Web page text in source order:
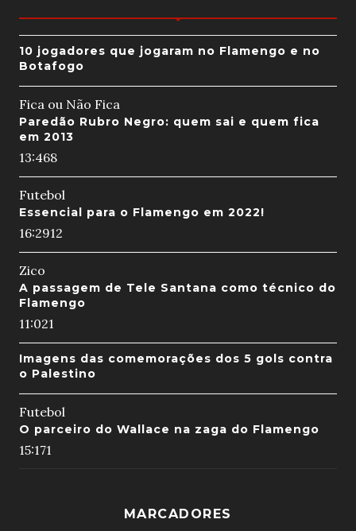
10 jogadores que jogaram no Flamengo e no
Botafogo
Fica ou Não Fica
Paredão Rubro Negro: quem sai e quem fica
em 2013
13:468
Futebol
Essencial para o Flamengo em 2022!
16:2912
Zico
A passagem de Tele Santana como técnico do
Flamengo
11:021
Imagens das comemorações dos 5 gols contra
o Palestino
Futebol
O parceiro do Wallace na zaga do Flamengo
15:171
MARCADORES